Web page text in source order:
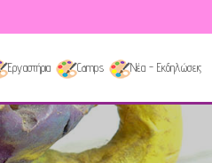
Εργαστήρια Camps Νέα - Εκδηλώσεις